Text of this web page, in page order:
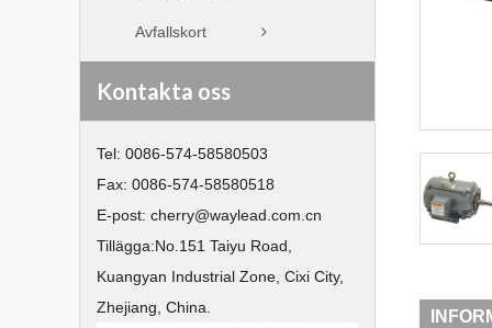
Avfallskort
Kontakta oss
Tel: 0086-574-58580503
Fax: 0086-574-58580518
E-post: cherry@waylead.com.cn
Tillägga:No.151 Taiyu Road,
Kuangyan Industrial Zone, Cixi City,
Zhejiang, China.